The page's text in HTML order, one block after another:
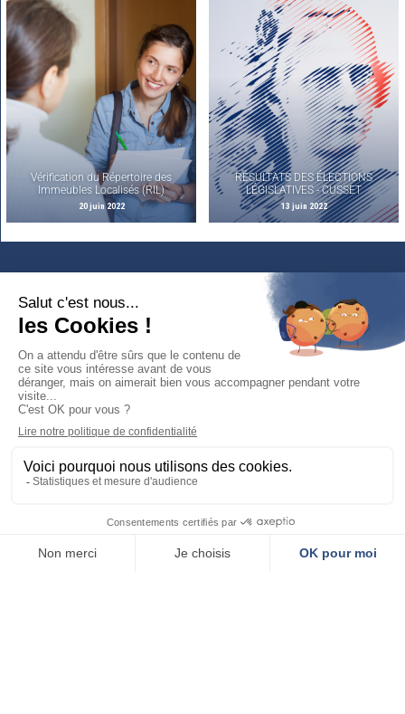
Vérification du Répertoire des
Immeubles Localisés (RIL)
20 juin 2022
RÉSULTATS DES ÉLECTIONS
LÉGISLATIVES - CUSSET
13 juin 2022
connectés
Newsletter :
Place Victor-Hugo
04 70 30 95 00